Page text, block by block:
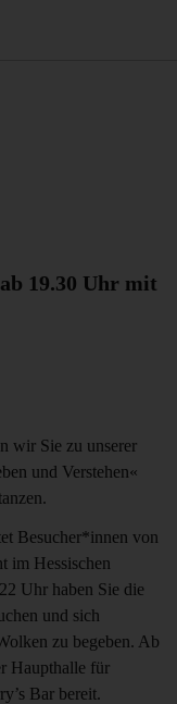
19.30 Uhr mit
wir Sie zu unserer
und Verstehen«
Besucher*innen von
im Hessischen
Uhr haben Sie die
und sich
zu begeben. Ab
Haupthalle für
Bar bereit.